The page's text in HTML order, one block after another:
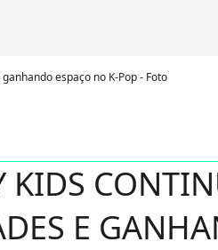
espaço no K-Pop - Foto
KIDS
E